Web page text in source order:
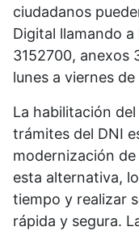
ciudadanos
Digital llamando
3152700, anexos
lunes a viernes
La habilitación
trámites del DNI
modernización de
esta alternativa,
tiempo y realizar
rápida y segura.